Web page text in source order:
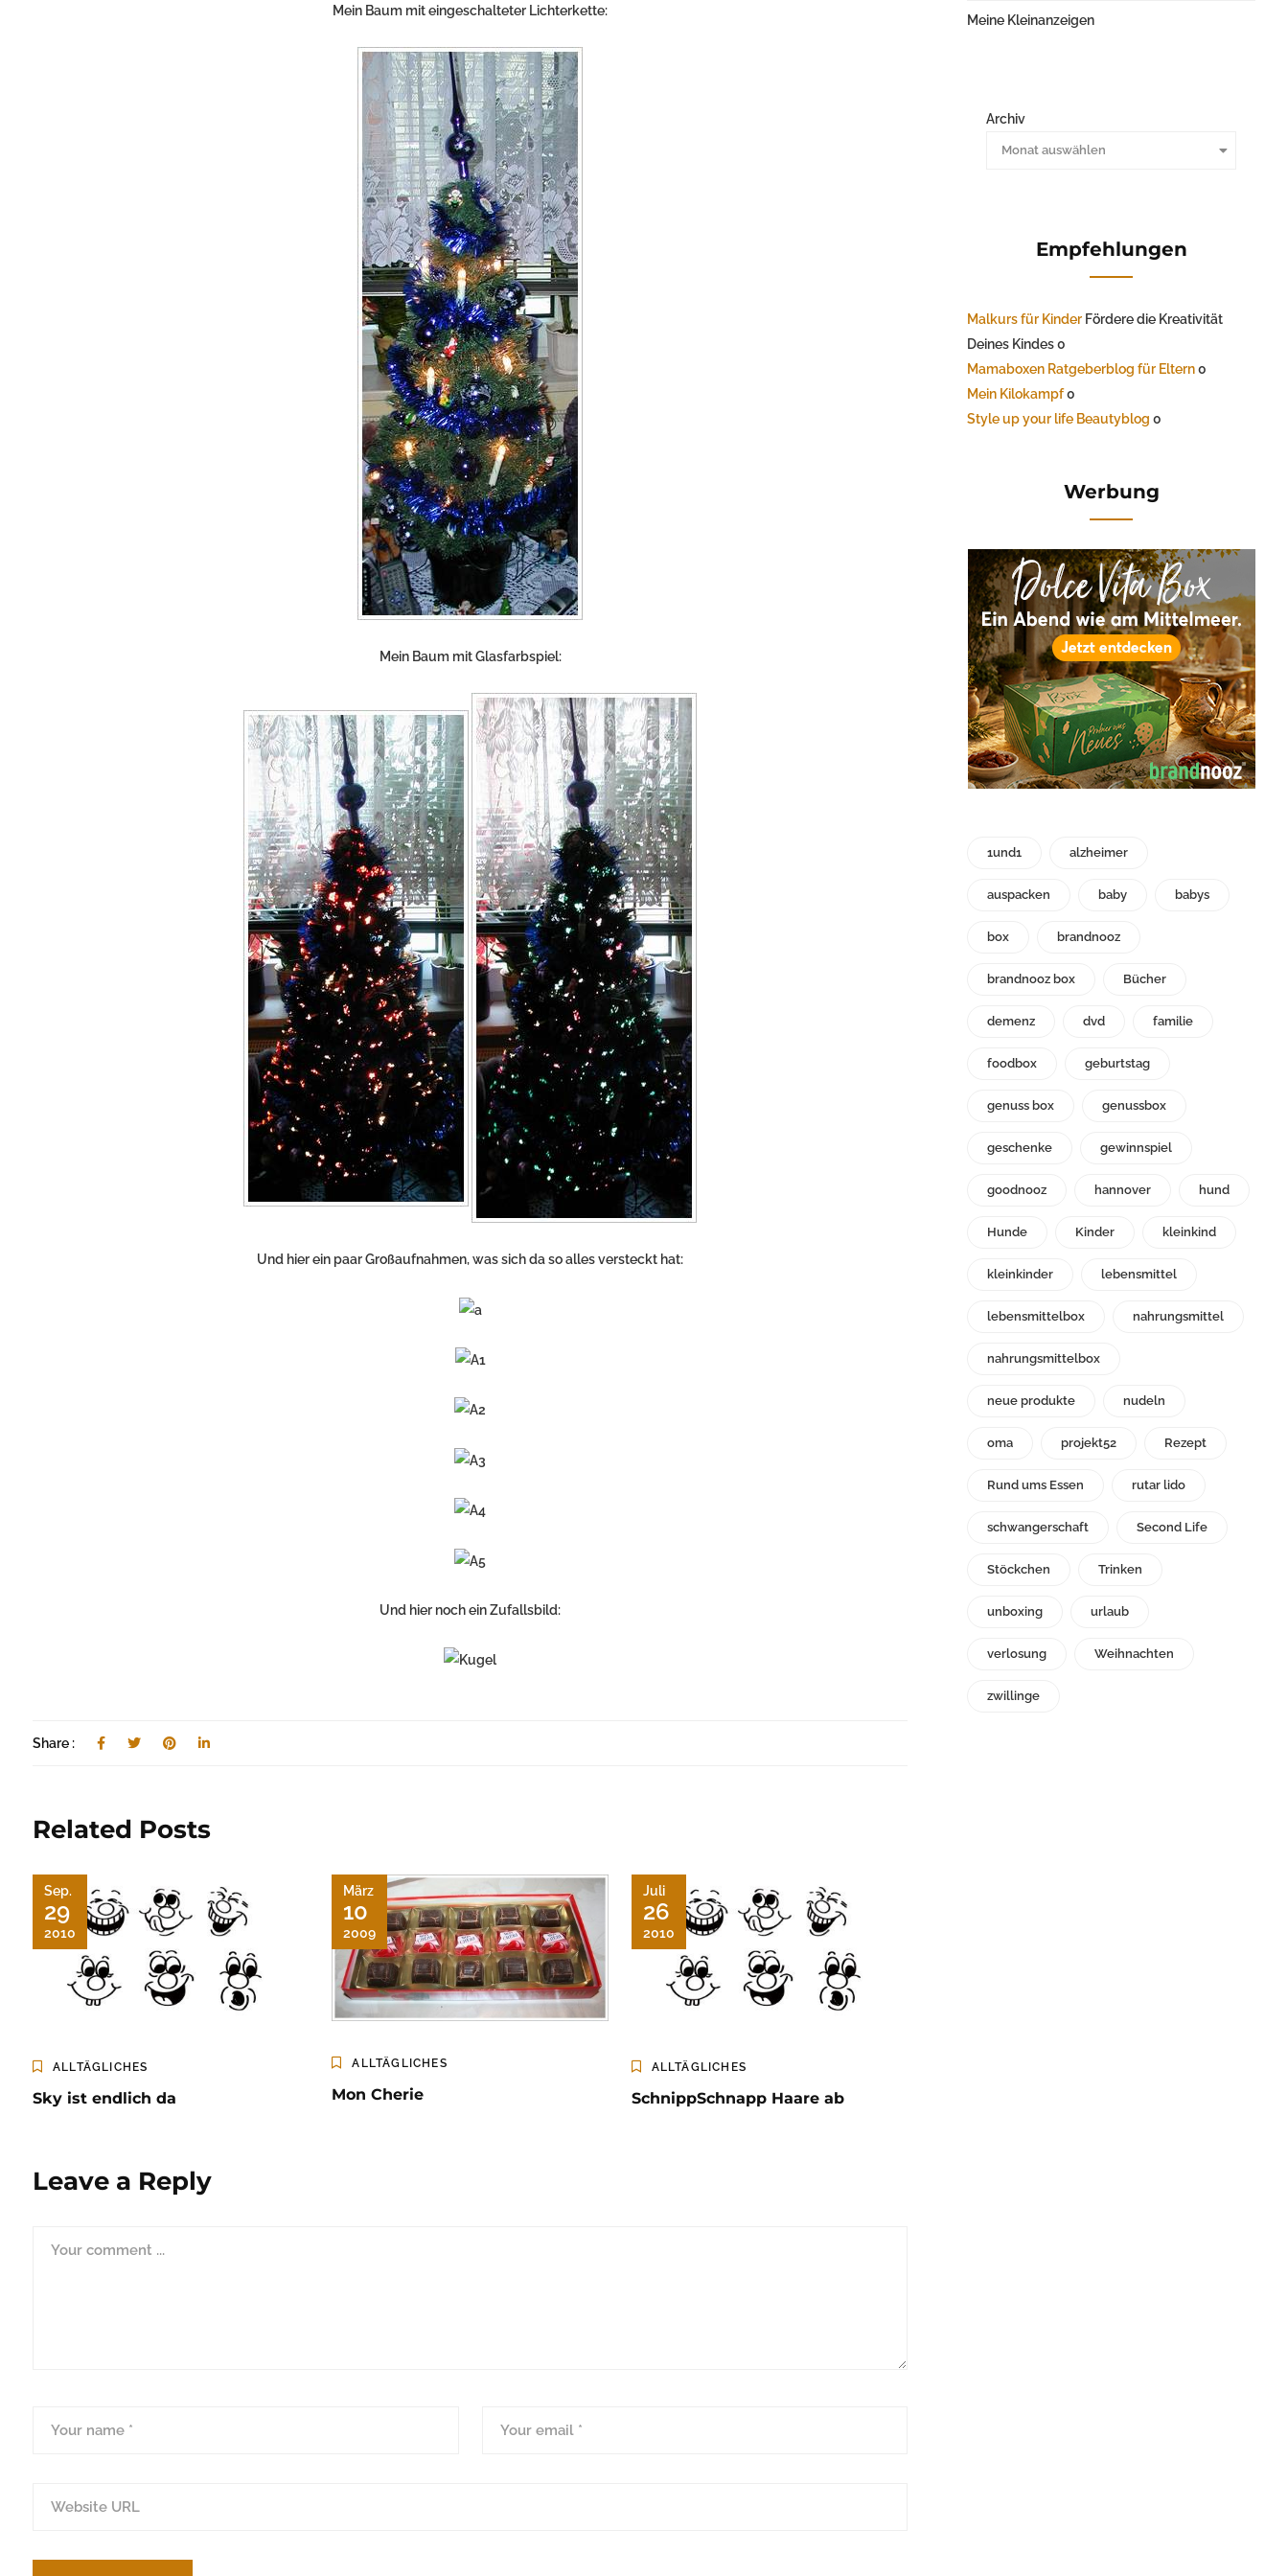
Mein Baum mit eingeschalteter Lichterkette:
Mein Baum mit Glasfarbspiel:
Und hier ein paar Großaufnahmen, was sich da so alles versteckt hat:
Und hier noch ein Zufallsbild:
Share :
Related Posts
Sep.
29
2010
ALLTÄGLICHES
Sky ist endlich da
März
10
2009
ALLTÄGLICHES
Mon Cherie
Juli
26
2010
ALLTÄGLICHES
SchnippSchnapp Haare ab
Leave a Reply
Meine Kleinanzeigen
Archiv
Monat auswählen
Empfehlungen
Malkurs für Kinder Fördere die Kreativität
Deines Kindes 0
Mamaboxen Ratgeberblog für Eltern0
Mein Kilokampf0
Style up your life Beautyblog 0
Werbung
1und1 alzheimer
auspacken baby babys
box brandnooz
brandnooz box Bücher
demenz dvd familie
foodbox geburtstag
genuss box genussbox
geschenke gewinnspiel
goodnooz hannover hund
Hunde Kinder kleinkind
kleinkinder lebensmittel
lebensmittelbox nahrungsmittel
nahrungsmittelbox
neue produkte nudeln
oma projekt52 Rezept
Rund ums Essen rutar lido
schwangerschaft Second Life
Stöckchen Trinken
unboxing urlaub
verlosung Weihnachten
zwillinge